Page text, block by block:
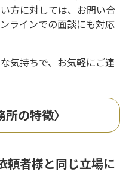
方に対しては、お問い合
ラインでの面談にも対応
気持ちで、お気軽にご連
の特徴〉
者様と同じ立場に